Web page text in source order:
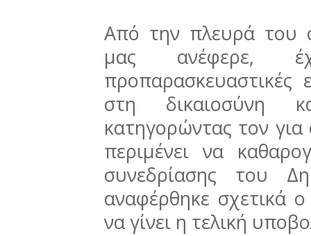
Από την πλευρά
μας ανέφερε,
προπαρασκευαστικές
στη δικαιοσύνη
κατηγορώντας τον
περιμένει να
συνεδρίασης του
αναφέρθηκε σχετικά
να γίνει η τελική